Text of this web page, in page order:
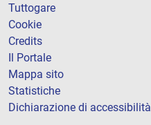
Tuttogare
Cookie
Credits
Il Portale
Mappa sito
Statistiche
Dichiarazione di accessibilità